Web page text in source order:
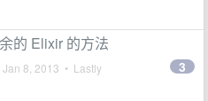
的 Elixir 的方法
Jan 8, 2013 • Lastly
3